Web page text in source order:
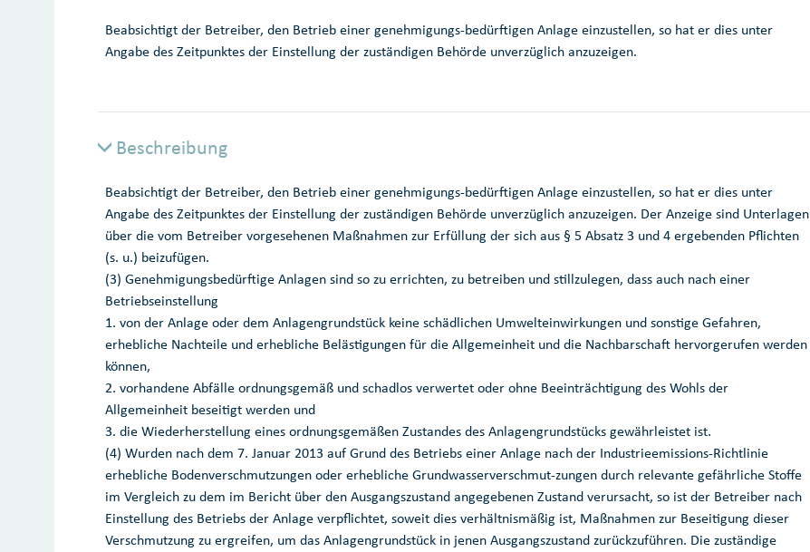
Beabsichtigt der Betreiber, den Betrieb einer genehmigungs-bedürftigen Anlage einzustellen, so hat er dies unter
Angabe des Zeitpunktes der Einstellung der zuständigen Behörde unverzüglich anzuzeigen.
Beschreibung
Beabsichtigt der Betreiber, den Betrieb einer genehmigungs-bedürftigen Anlage einzustellen, so hat er dies unter
Angabe des Zeitpunktes der Einstellung der zuständigen Behörde unverzüglich anzuzeigen. Der Anzeige sind Unterlagen
über die vom Betreiber vorgesehenen Maßnahmen zur Erfüllung der sich aus § 5 Absatz 3 und 4 ergebenden Pflichten
(s. u.) beizufügen.
(3) Genehmigungsbedürftige Anlagen sind so zu errichten, zu betreiben und stillzulegen, dass auch nach einer
Betriebseinstellung
1. von der Anlage oder dem Anlagengrundstück keine schädlichen Umwelteinwirkungen und sonstige Gefahren,
erhebliche Nachteile und erhebliche Belästigungen für die Allgemeinheit und die Nachbarschaft hervorgerufen werden
können,
2. vorhandene Abfälle ordnungsgemäß und schadlos verwertet oder ohne Beeinträchtigung des Wohls der
Allgemeinheit beseitigt werden und
3. die Wiederherstellung eines ordnungsgemäßen Zustandes des Anlagengrundstücks gewährleistet ist.
(4) Wurden nach dem 7. Januar 2013 auf Grund des Betriebs einer Anlage nach der Industrieemissions-Richtlinie
erhebliche Bodenverschmutzungen oder erhebliche Grundwasserverschmut-zungen durch relevante gefährliche Stoffe
im Vergleich zu dem im Bericht über den Ausgangszustand angegebenen Zustand verursacht, so ist der Betreiber nach
Einstellung des Betriebs der Anlage verpflichtet, soweit dies verhältnismäßig ist, Maßnahmen zur Beseitigung dieser
Verschmutzung zu ergreifen, um das Anlagengrundstück in jenen Ausgangszustand zurückzuführen. Die zuständige